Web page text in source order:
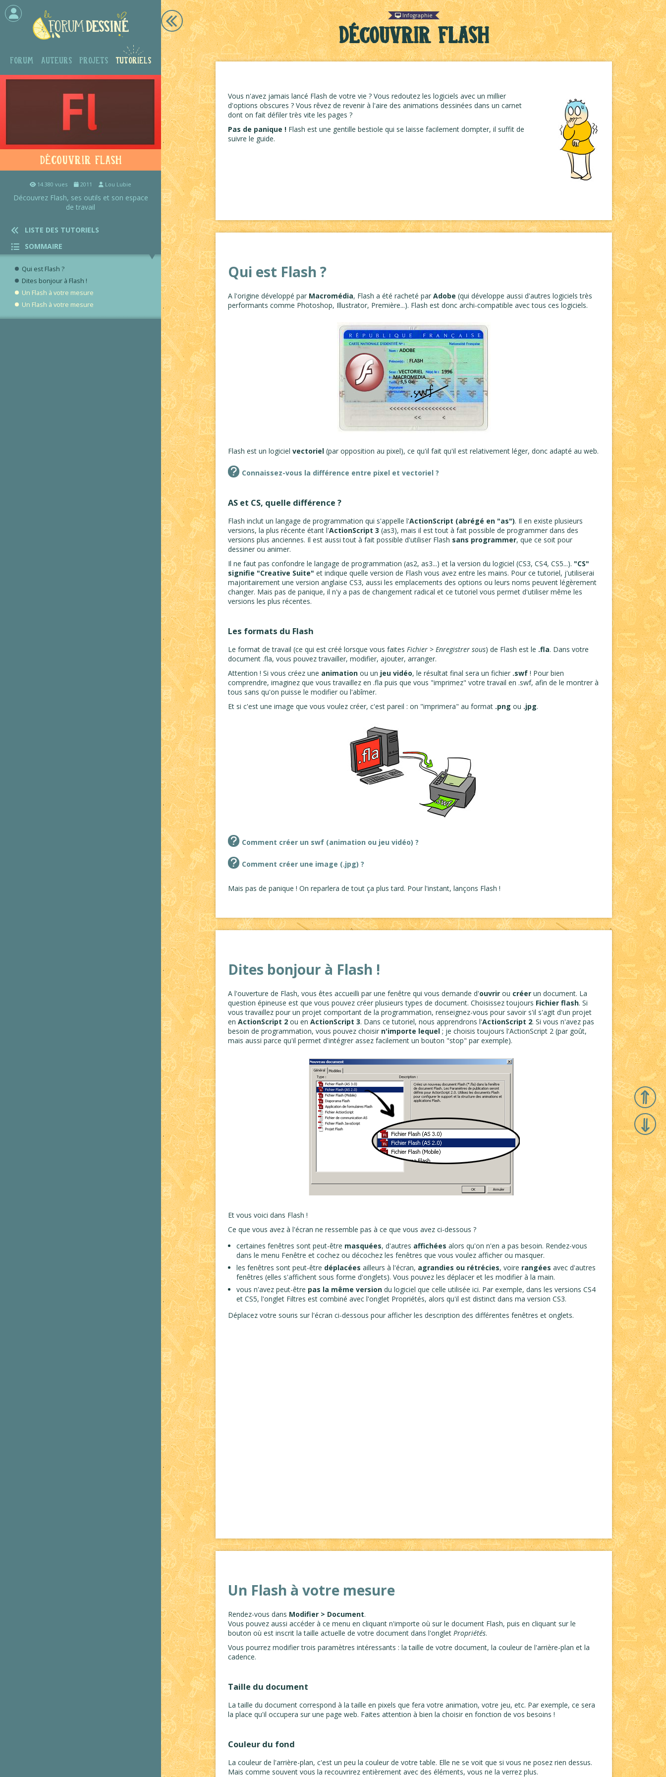
Forum Auteurs Projets Tutoriels
Découvrir Flash
14.380 vues 2011 Lou Lubie
Découvrez Flash, ses outils et son espace
de travail
LISTE DES TUTORIELS
SOMMAIRE
Qui est Flash ?
Dites bonjour à Flash !
Un Flash à votre mesure
Un Flash à votre mesure
Infographie
Découvrir Flash
Vous n'avez jamais lancé Flash de votre vie ? Vous redoutez les logiciels avec un millier
d'options obscures ? Vous rêvez de revenir à l'aire des animations dessinées dans un carnet
dont on fait défiler très vite les pages ?
Pas de panique !Flash est une gentille bestiole qui se laisse facilement dompter, il suffit de
suivre le guide.
Qui est Flash ?
A l'origine développé par Macromédia, Flash a été racheté par Adobe (qui développe aussi d'autres logiciels très
performants comme Photoshop, Illustrator, Première...). Flash est donc archi-compatible avec tous ces logiciels.
Flash est un logiciel vectoriel(par opposition au pixel), ce qu'il fait qu'il est relativement léger, donc adapté au web.
Connaissez-vous la différence entre pixel et vectoriel ?
AS et CS, quelle différence ?
Flash inclut un langage de programmation qui s'appelle l'ActionScript (abrégé en "as"). Il en existe plusieurs
versions, la plus récente étant l'ActionScript 3 (as3), mais il est tout à fait possible de programmer dans des
versions plus anciennes. Il est aussi tout à fait possible d'utiliser Flash sans programmer, que ce soit pour
dessiner ou animer.
Il ne faut pas confondre le langage de programmation (as2, as3...) et la version du logiciel (CS3, CS4, CS5...). "CS"
signifie "Creative Suite" et indique quelle version de Flash vous avez entre les mains. Pour ce tutoriel, j'utiliserai
majoritairement une version anglaise CS3, aussi les emplacements des options ou leurs noms peuvent légèrement
changer. Mais pas de panique, il n'y a pas de changement radical et ce tutoriel vous permet d'utiliser même les
versions les plus récentes.
Les formats du Flash
Le format de travail (ce qui est créé lorsque vous faites Fichier > Enregistrer sous) de Flash est le .fla. Dans votre
document .fla, vous pouvez travailler, modifier, ajouter, arranger.
Attention ! Si vous créez une animationou un jeu vidéo, le résultat final sera un fichier .swf! Pour bien
comprendre, imaginez que vous travaillez en .fla puis que vous "imprimez" votre travail en .swf, afin de le montrer à
tous sans qu'on puisse le modifier ou l'abîmer.
Et si c'est une image que vous voulez créer, c'est pareil : on "imprimera" au format .png ou .jpg.
Comment créer un swf (animation ou jeu vidéo) ?
Comment créer une image (.jpg) ?
Mais pas de panique ! On reparlera de tout ça plus tard. Pour l'instant, lançons Flash !
Dites bonjour à Flash !
A l'ouverture de Flash, vous êtes accueilli par une fenêtre qui vous demande d'ouvrirou créerun document. La
question épineuse est que vous pouvez créer plusieurs types de document. Choisissez toujours Fichier flash. Si
vous travaillez pour un projet comportant de la programmation, renseignez-vous pour savoir s'il s'agit d'un projet
en ActionScript 2ou en ActionScript 3. Dans ce tutoriel, nous apprendrons l'ActionScript 2. Si vous n'avez pas
besoin de programmation, vous pouvez choisir n'importe lequel; je choisis toujours l'ActionScript 2 (par goût,
mais aussi parce qu'il permet d'intégrer assez facilement un bouton "stop" par exemple).
Et vous voici dans Flash !
Ce que vous avez à l'écran ne ressemble pas à ce que vous avez ci-dessous ?
certaines fenêtres sont peut-être masquées, d'autres affichées alors qu'on n'en a pas besoin. Rendez-vous
dans le menu Fenêtre et cochez ou décochez les fenêtres que vous voulez afficher ou masquer.
les fenêtres sont peut-être déplacées ailleurs à l'écran, agrandies ou rétrécies, voire rangées avec d'autres
fenêtres (elles s'affichent sous forme d'onglets). Vous pouvez les déplacer et les modifier à la main.
vous n'avez peut-être pas la même versiondu logiciel que celle utilisée ici. Par exemple, dans les versions CS4
et CS5, l'onglet Filtres est combiné avec l'onglet Propriétés, alors qu'il est distinct dans ma version CS3.
Déplacez votre souris sur l'écran ci-dessous pour afficher les description des différentes fenêtres et onglets.
Un Flash à votre mesure
Rendez-vous dans Modifier > Document.
Vous pouvez aussi accéder à ce menu en cliquant n'importe où sur le document Flash, puis en cliquant sur le
bouton où est inscrit la taille actuelle de votre document dans l'onglet Propriétés.
Vous pourrez modifier trois paramètres intéressants : la taille de votre document, la couleur de l'arrière-plan et la
cadence.
Taille du document
La taille du document correspond à la taille en pixels que fera votre animation, votre jeu, etc. Par exemple, ce sera
la place qu'il occupera sur une page web. Faites attention à bien la choisir en fonction de vos besoins !
Couleur du fond
La couleur de l'arrière-plan, c'est un peu la couleur de votre table. Elle ne se voit que si vous ne posez rien dessus.
Mais comme souvent vous la recouvrirez entièrement avec des éléments, vous ne la verrez plus.